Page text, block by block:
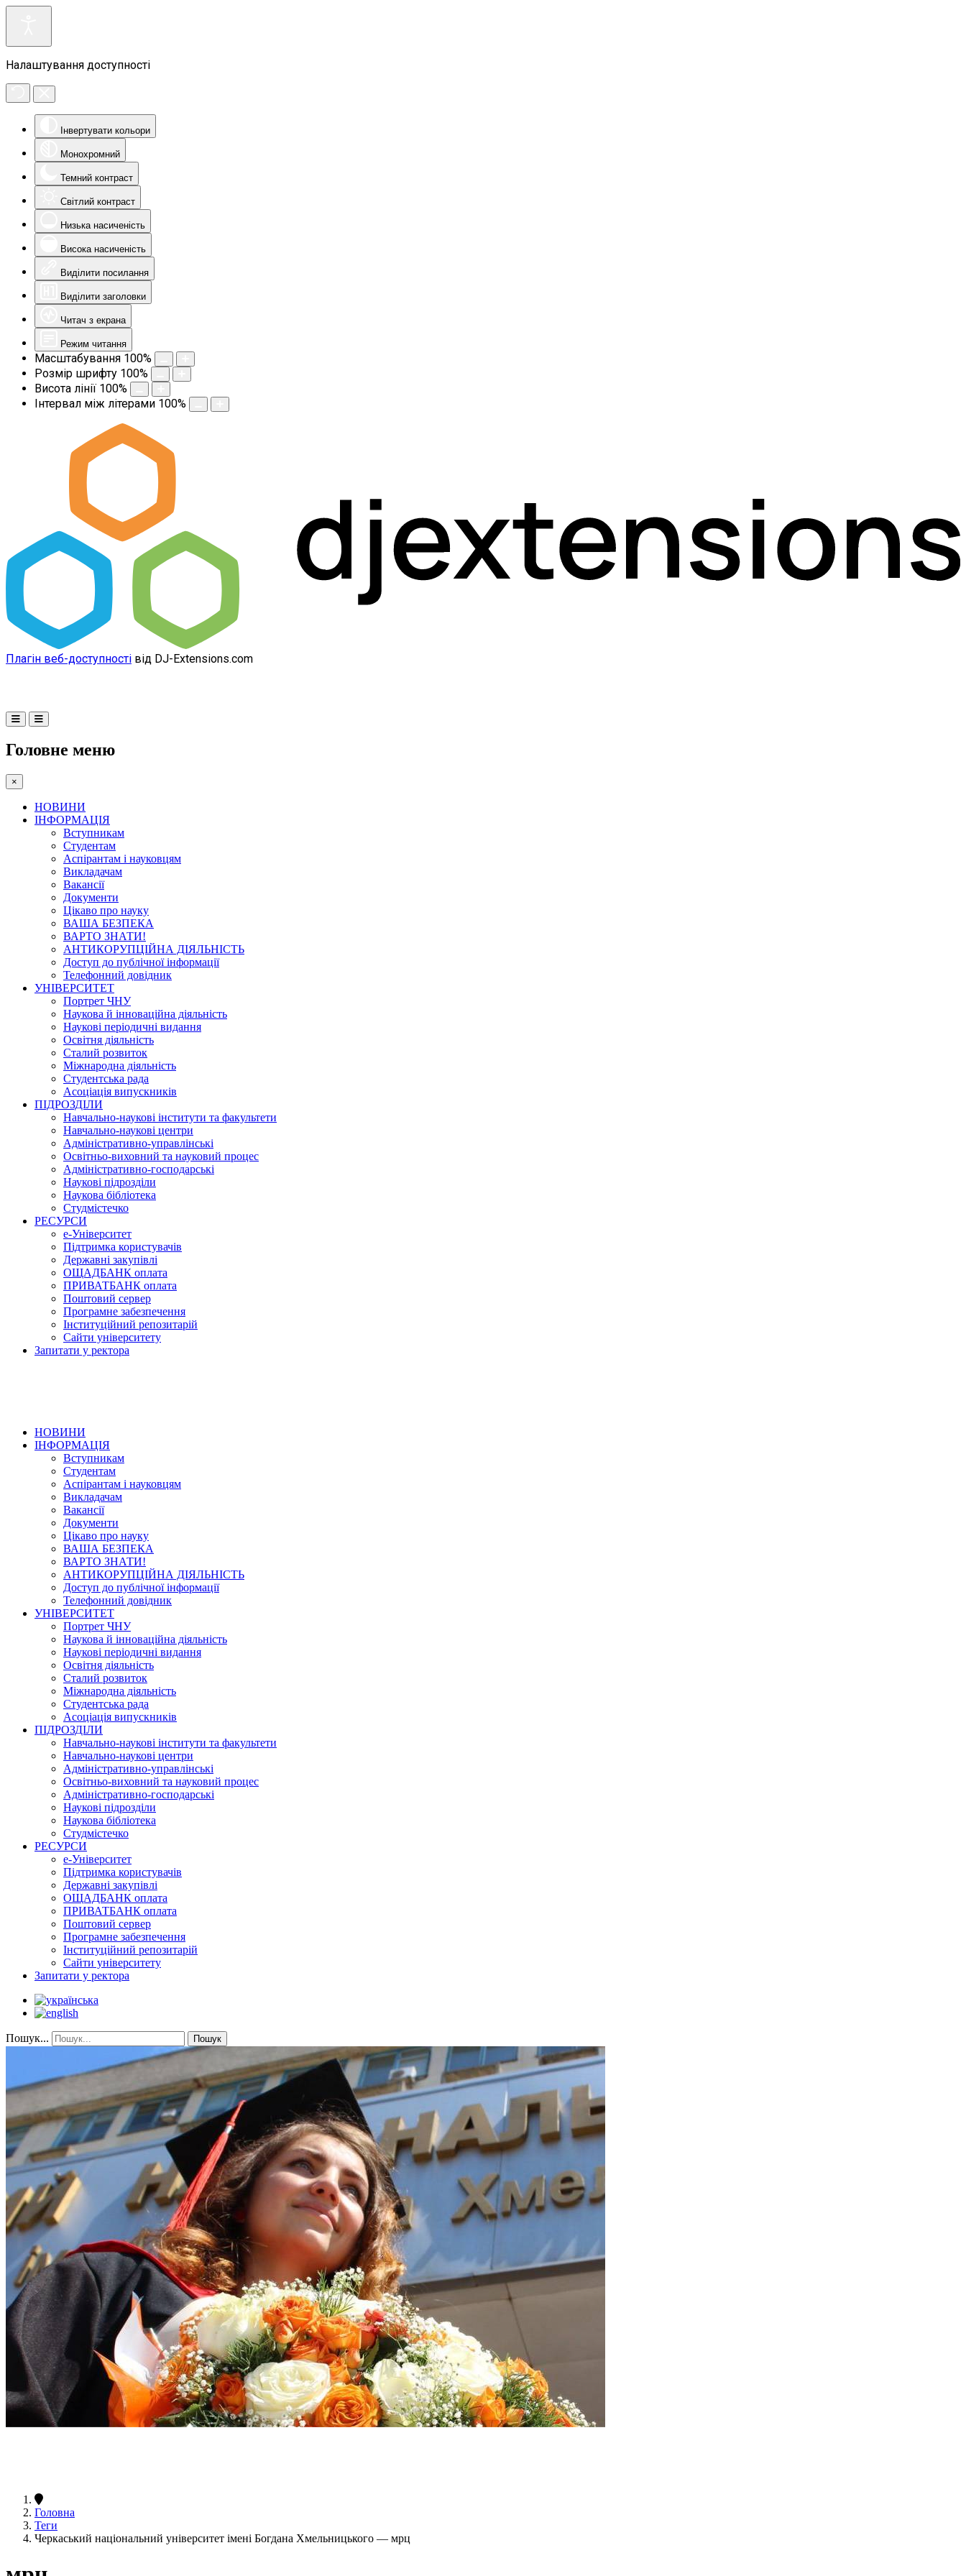
Налаштування доступності
Інвертувати кольори
Монохромний
Темний контраст
Світлий контраст
Низька насиченість
Висока насиченість
Виділити посилання
Виділити заголовки
Читач з екрана
Режим читання
Масштабування 100%
Розмір шрифту 100%
Висота лінії 100%
Інтервал між літерами 100%
Плагін веб-доступності від DJ-Extensions.com
Головне меню
×
НОВИНИ
ІНФОРМАЦІЯ
Вступникам
Студентам
Аспірантам і науковцям
Викладачам
Вакансії
Документи
Цікаво про науку
ВАША БЕЗПЕКА
ВАРТО ЗНАТИ!
АНТИКОРУПЦІЙНА ДІЯЛЬНІСТЬ
Доступ до публічної інформації
Телефонний довідник
УНІВЕРСИТЕТ
Портрет ЧНУ
Наукова й інноваційна діяльність
Наукові періодичні видання
Освітня діяльність
Сталий розвиток
Міжнародна діяльність
Студентська рада
Асоціація випускників
ПІДРОЗДІЛИ
Навчально-наукові інститути та факультети
Навчально-наукові центри
Адміністративно-управлінські
Освітньо-виховний та науковий процес
Адміністративно-господарські
Наукові підрозділи
Наукова бібліотека
Студмістечко
РЕСУРСИ
е-Університет
Підтримка користувачів
Державні закупівлі
ОЩАДБАНК оплата
ПРИВАТБАНК оплата
Поштовий сервер
Програмне забезпечення
Інституційний репозитарій
Сайти університету
Запитати у ректора
НОВИНИ
ІНФОРМАЦІЯ
Вступникам
Студентам
Аспірантам і науковцям
Викладачам
Вакансії
Документи
Цікаво про науку
ВАША БЕЗПЕКА
ВАРТО ЗНАТИ!
АНТИКОРУПЦІЙНА ДІЯЛЬНІСТЬ
Доступ до публічної інформації
Телефонний довідник
УНІВЕРСИТЕТ
Портрет ЧНУ
Наукова й інноваційна діяльність
Наукові періодичні видання
Освітня діяльність
Сталий розвиток
Міжнародна діяльність
Студентська рада
Асоціація випускників
ПІДРОЗДІЛИ
Навчально-наукові інститути та факультети
Навчально-наукові центри
Адміністративно-управлінські
Освітньо-виховний та науковий процес
Адміністративно-господарські
Наукові підрозділи
Наукова бібліотека
Студмістечко
РЕСУРСИ
е-Університет
Підтримка користувачів
Державні закупівлі
ОЩАДБАНК оплата
ПРИВАТБАНК оплата
Поштовий сервер
Програмне забезпечення
Інституційний репозитарій
Сайти університету
Запитати у ректора
Пошук... Пошук
Головна
Теги
Черкаський національний університет імені Богдана Хмельницького — мрц